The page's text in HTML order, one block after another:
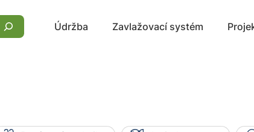
Údržba Zavlažovací systém